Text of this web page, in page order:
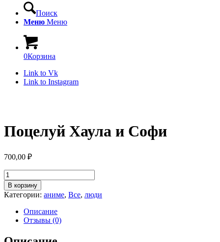
Поиск
Меню Меню
0Корзина
Link to Vk
Link to Instagram
Поцелуй Хаула и Софи
700,00 ₽
Количество
товара
Поцелуй
Хаула
Софи
В корзину
Категории: аниме, Все, люди
Описание
Отзывы (0)